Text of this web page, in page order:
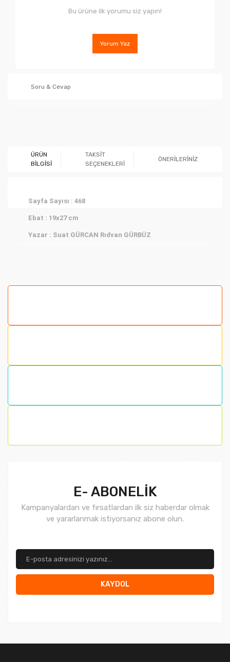
Bu ürüne ilk yorumu siz yapın!
Yorum Yaz
Soru & Cevap
ÜRÜN
BİLGİSİ
TAKSİT
SEÇENEKLERİ
ÖNERİLERİNİZ
Sayfa Sayısı : 468
Ebat : 19x27 cm
Yazar : Suat GÜRCAN Rıdvan GÜRBÜZ
Bu ürüne benzer farklı alternatifler olmalı.
E- ABONELİK
Kampanyalardan ve fırsatlardan ilk siz haberdar olmak
ve yararlanmak istiyorsanız abone olun.
KAYDOL